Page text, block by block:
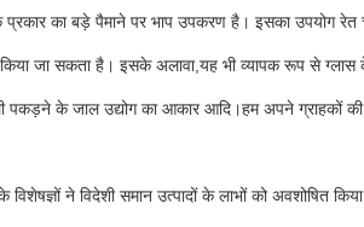
का बड़े पैमाने पर भाप उपकरण है। इसका उपयोग
जा सकता है। इसके अलावा,यह भी व्यापक रूप से
पकड़ने के जाल उद्योग का आकार आदि।हम अपने ग्राहकों
विशेषज्ञों ने विदेशी समान उत्पादों के लाभों को अवशोषित